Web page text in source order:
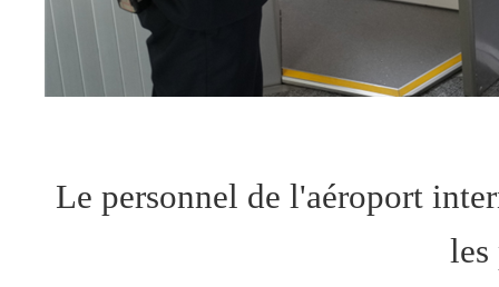
Le personnel de l'aéroport
les